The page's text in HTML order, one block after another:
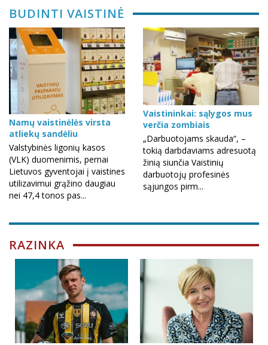
BUDINTI VAISTINĖ
Namų vaistinėlės virsta
atliekų sandėliu
Valstybinės ligonių kasos
(VLK) duomenimis, pernai
Lietuvos gyventojai į vaistines
utilizavimui grąžino daugiau
nei 47,4 tonos pas...
Vaistininkai: sąlygos mus
verčia zombiais
„Darbuotojams skauda“, –
tokią darbdaviams adresuotą
žinią siunčia Vaistinių
darbuotojų profesinės
sąjungos pirm...
RAZINKA